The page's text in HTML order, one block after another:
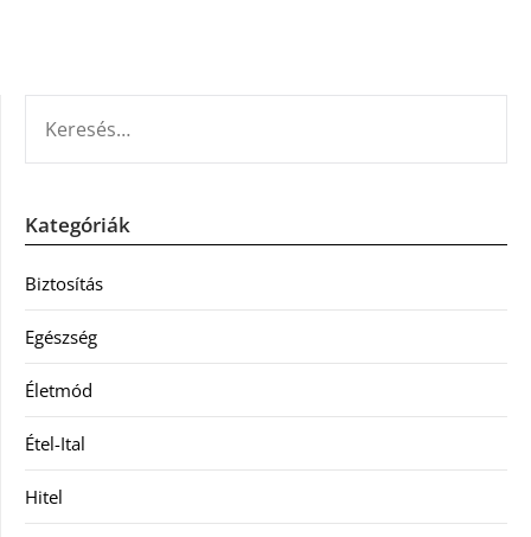
Kategóriák
Biztosítás
Egészség
Életmód
Étel-Ital
Hitel